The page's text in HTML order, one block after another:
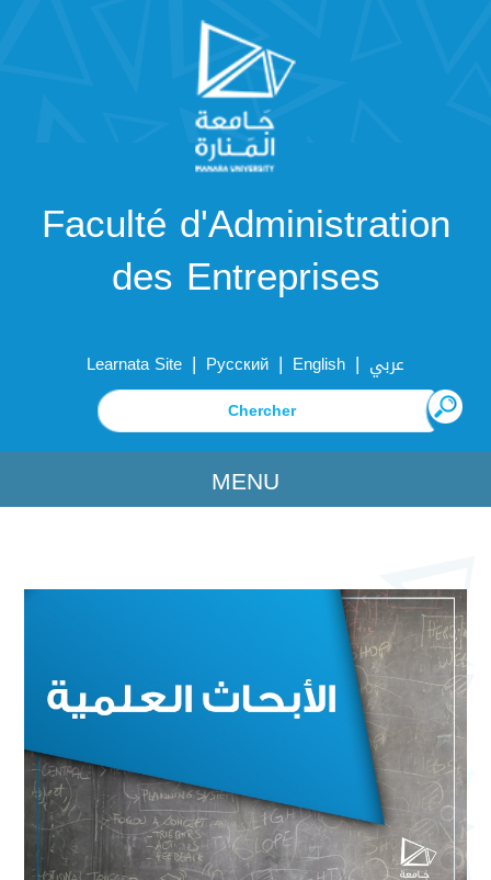
Faculté d'Administration
des Entreprises
Learnata Site | Русский | English | عربي
MENU